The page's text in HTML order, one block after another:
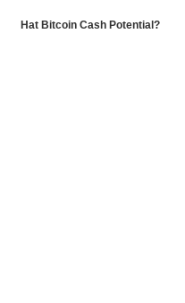
Hat Bitcoin Cash Potential?